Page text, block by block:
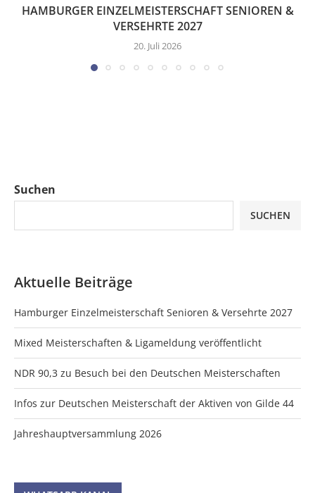
HAMBURGER EINZELMEISTERSCHAFT SENIOREN &
VERSEHRTE 2027
20. Juli 2026
Suchen
SUCHEN
Aktuelle Beiträge
Hamburger Einzelmeisterschaft Senioren & Versehrte 2027
Mixed Meisterschaften & Ligameldung veröffentlicht
NDR 90,3 zu Besuch bei den Deutschen Meisterschaften
Infos zur Deutschen Meisterschaft der Aktiven von Gilde 44
Jahreshauptversammlung 2026